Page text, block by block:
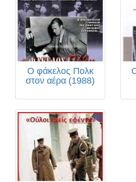
Ο φάκελος Πολκ
στον αέρα (1988)